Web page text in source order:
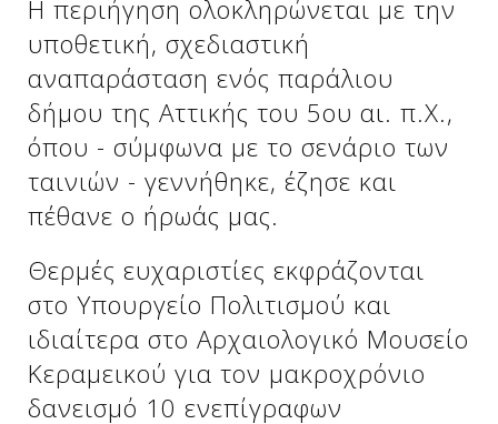
Η περιήγηση ολοκληρώνεται με την
υποθετική, σχεδιαστική
αναπαράσταση ενός παράλιου
δήμου της Αττικής του 5ου αι. π.Χ.,
όπου - σύμφωνα με το σενάριο των
ταινιών - γεννήθηκε, έζησε και
πέθανε ο ήρωάς μας.
Θερμές ευχαριστίες εκφράζονται
στο Υπουργείο Πολιτισμού και
ιδιαίτερα στο Αρχαιολογικό Μουσείο
Κεραμεικού για τον μακροχρόνιο
δανεισμό 10 ενεπίγραφων